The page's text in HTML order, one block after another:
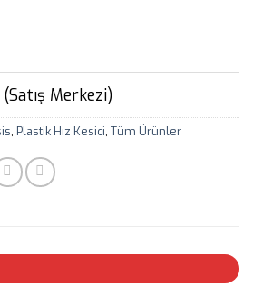
Merkezi)
, Plastik Hız Kesici, Tüm Ürünler